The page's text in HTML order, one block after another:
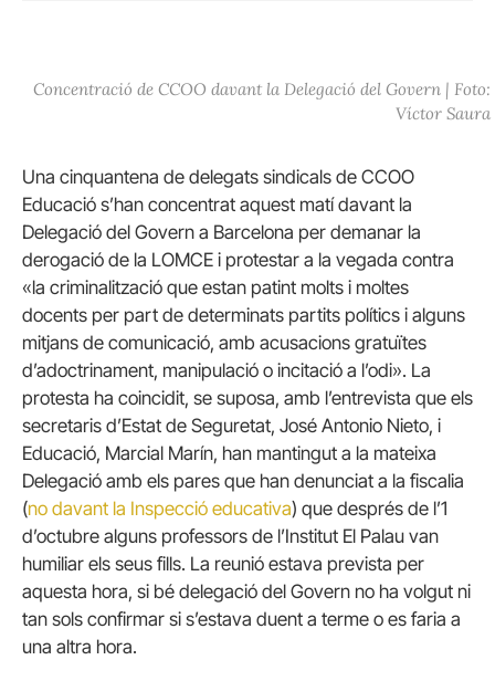
Concentració de CCOO davant la Delegació del Govern | Foto:
Víctor Saura
Una cinquantena de delegats sindicals de CCOO
Educació s’han concentrat aquest matí davant la
Delegació del Govern a Barcelona per demanar la
derogació de la LOMCE i protestar a la vegada contra
«la criminalització que estan patint molts i moltes
docents per part de determinats partits polítics i alguns
mitjans de comunicació, amb acusacions gratuïtes
d’adoctrinament, manipulació o incitació a l’odi». La
protesta ha coincidit, se suposa, amb l’entrevista que els
secretaris d’Estat de Seguretat, José Antonio Nieto, i
Educació, Marcial Marín, han mantingut a la mateixa
Delegació amb els pares que han denunciat a la fiscalia
(no davant la Inspecció educativa) que després de l’1
d’octubre alguns professors de l’Institut El Palau van
humiliar els seus fills. La reunió estava prevista per
aquesta hora, si bé delegació del Govern no ha volgut ni
tan sols confirmar si s’estava duent a terme o es faria a
una altra hora.